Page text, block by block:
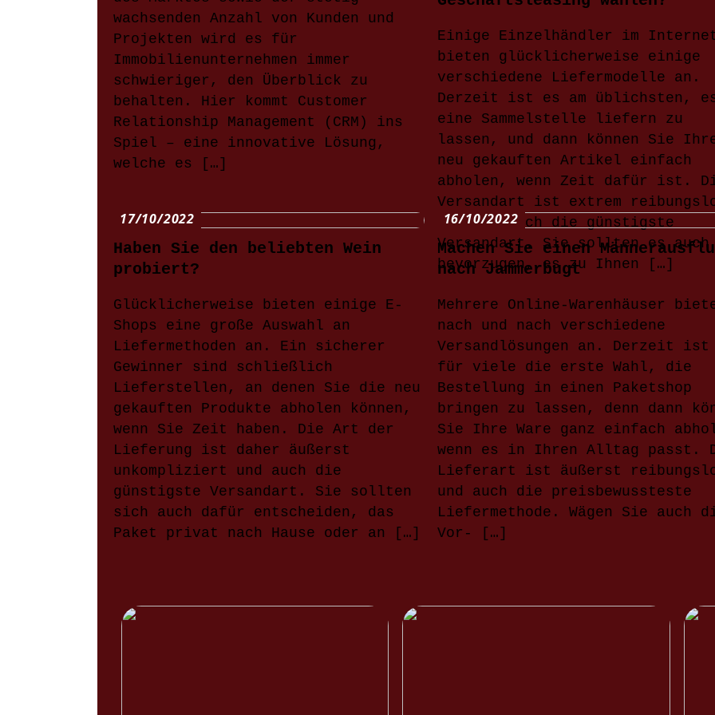
wachsenden Anzahl von Kunden und
Projekten wird es für
Immobilienunternehmen immer
schwieriger, den Überblick zu
behalten. Hier kommt Customer
Relationship Management (CRM) ins
Spiel – eine innovative Lösung,
welche es […]
Einige Einzelhändler im
bieten glücklicherweise einige
verschiedene Liefermodelle an.
Derzeit ist es am üblichsten,
eine Sammelstelle liefern zu
lassen, und dann können Sie
neu gekauften Artikel einfach
abholen, wenn Zeit dafür ist.
Versandart ist extrem
und oft auch die günstigste
Versandart. Sie sollten es auch
bevorzugen, es zu Ihnen […]
17/10/2022
Haben Sie den beliebten Wein
probiert?
Glücklicherweise bieten einige E-
Shops eine große Auswahl an
Liefermethoden an. Ein sicherer
Gewinner sind schließlich
Lieferstellen, an denen Sie die neu
gekauften Produkte abholen können,
wenn Sie Zeit haben. Die Art der
Lieferung ist daher äußerst
unkompliziert und auch die
günstigste Versandart. Sie sollten
sich auch dafür entscheiden, das
Paket privat nach Hause oder an […]
16/10/2022
Machen Sie einen
nach Jammerbugt
Mehrere Online-Warenhäuser
nach und nach verschiedene
Versandlösungen an. Derzeit ist
für viele die erste Wahl, die
Bestellung in einen Paketshop
bringen zu lassen, denn dann
Sie Ihre Ware ganz einfach
wenn es in Ihren Alltag passt.
Lieferart ist äußerst
und auch die preisbewussteste
Liefermethode. Wägen Sie auch
Vor- […]